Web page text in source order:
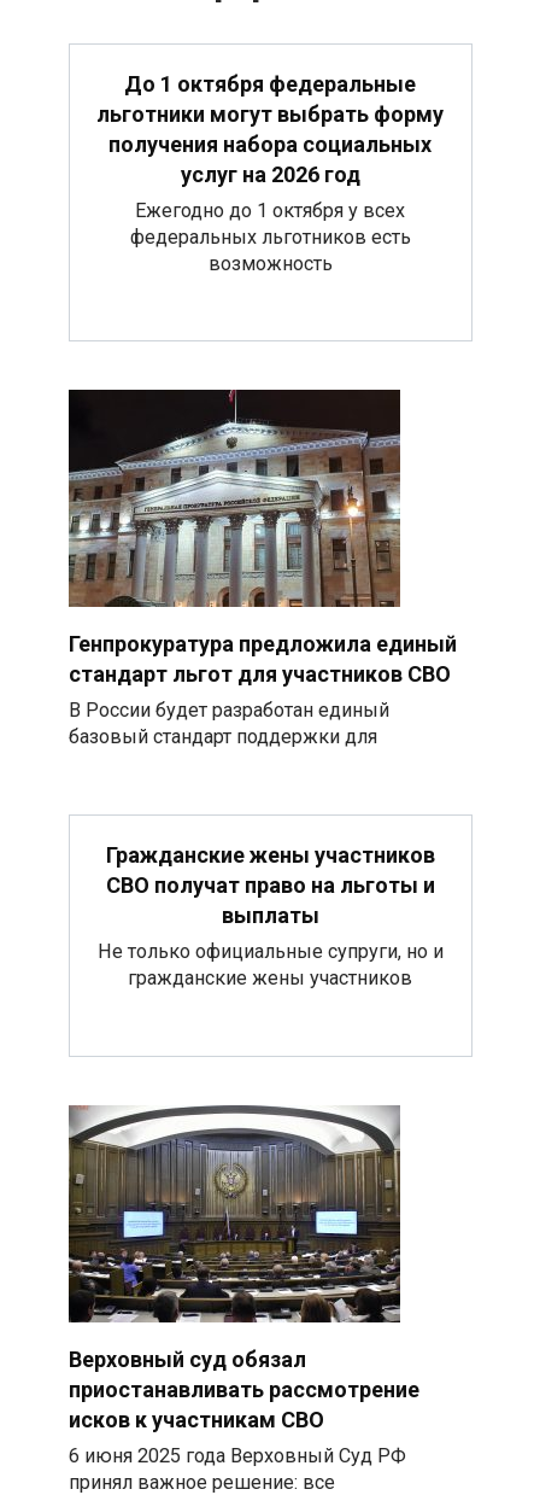
До 1 октября федеральные
льготники могут выбрать форму
получения набора социальных
услуг на 2026 год
Ежегодно до 1 октября у всех
федеральных льготников есть
возможность
Генпрокуратура предложила единый
стандарт льгот для участников СВО
В России будет разработан единый
базовый стандарт поддержки для
Гражданские жены участников
СВО получат право на льготы и
выплаты
Не только официальные супруги, но и
гражданские жены участников
Верховный суд обязал
приостанавливать рассмотрение
исков к участникам СВО
6 июня 2025 года Верховный Суд РФ
принял важное решение: все